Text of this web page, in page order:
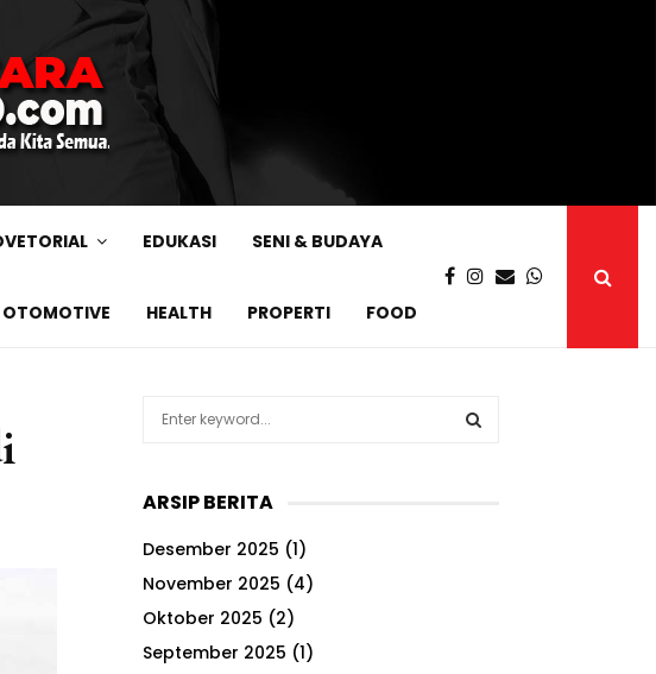
EDUKASI SENI & BUDAYA
OTOMOTIVE HEALTH PROPERTI FOOD
c
f
o
r
ARSIP BERITA
Desember 2025 (1)
November 2025 (4)
Oktober 2025 (2)
September 2025 (1)